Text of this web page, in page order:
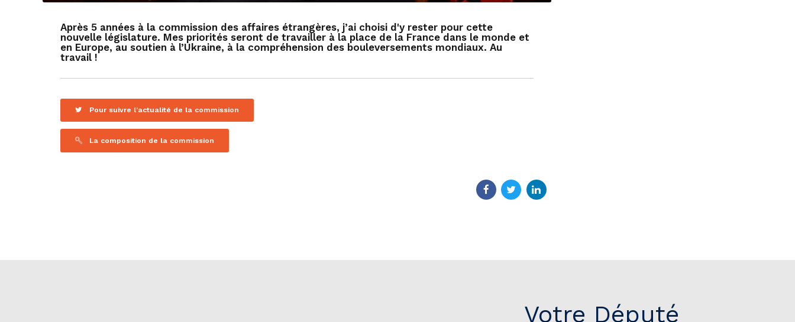
Après 5 années à la commission des affaires étrangères, j’ai choisi d'y rester pour cette
nouvelle législature. Mes priorités seront de travailler à la place de la France dans le monde et
en Europe, au soutien à l’Ukraine, à la compréhension des bouleversements mondiaux. Au
travail !
Pour suivre l'actualité de la commission
La composition de la commission
Votre Député